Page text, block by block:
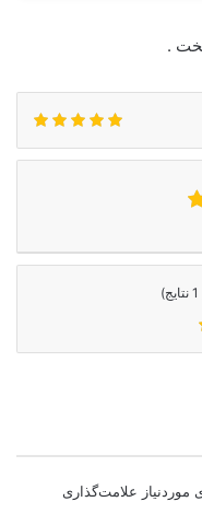
.
1 نتایج)
علامت‌گذاری